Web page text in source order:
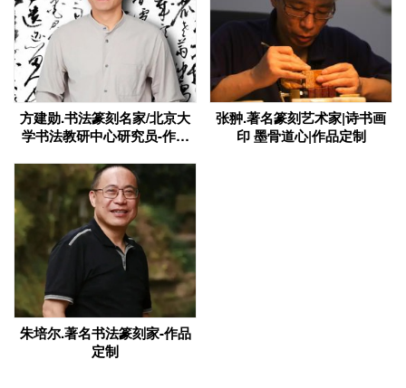
方建勋.书法篆刻名家/北京大
学书法教研中心研究员-作品
张翀.著名篆刻艺术家|诗书画
印 墨骨道心|作品定制
朱培尔.著名书法篆刻家-作品
定制